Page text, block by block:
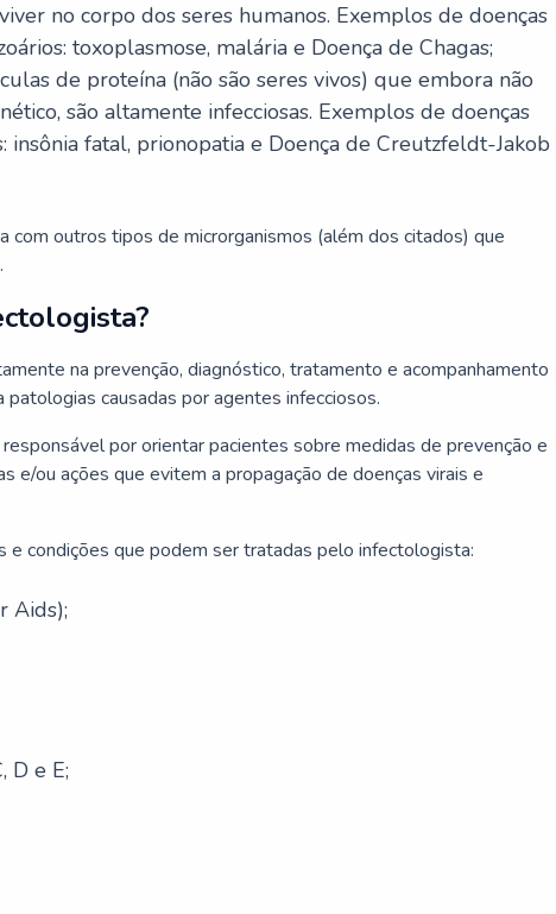
no corpo dos seres humanos. Exemplos de doenças
toxoplasmose, malária e Doença de Chagas;
de proteína (não são seres vivos) que embora não
são altamente infecciosas. Exemplos de doenças
insônia fatal, prionopatia e Doença de Creutzfeldt-Jakob
com outros tipos de microrganismos (além dos citados) que
na prevenção, diagnóstico, tratamento e acompanhamento
patologias causadas por agentes infecciosos.
por orientar pacientes sobre medidas de prevenção e
e/ou ações que evitem a propagação de doenças virais e
e condições que podem ser tratadas pelo infectologista:
Aids);
D e E;